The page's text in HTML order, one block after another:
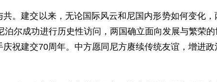
。建交以来，无论国际风云和尼国内形势如何变化
尔成功进行历史性访问，两国确立面向发展与繁荣
祝建交70周年。中方愿同尼方赓续传统友谊，增进